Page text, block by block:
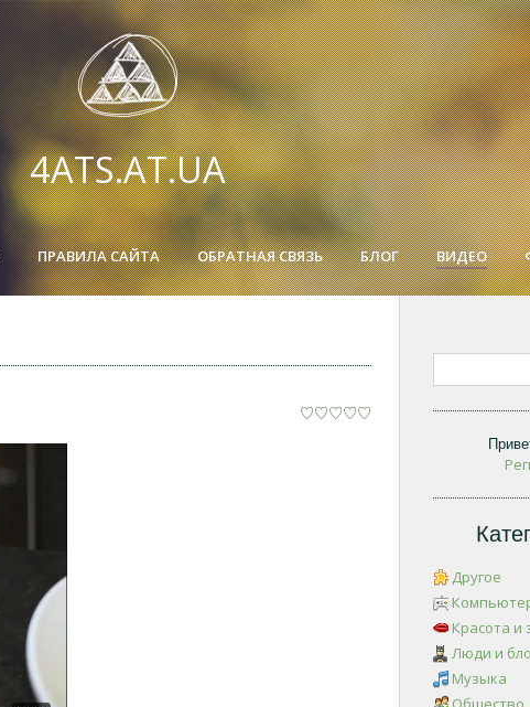
4ATS.AT.UA
ПРАВИЛА САЙТА ОБРАТНАЯ СВЯЗЬ БЛОГ ВИДЕО
Другое
Красота и
Люди и
Музыка